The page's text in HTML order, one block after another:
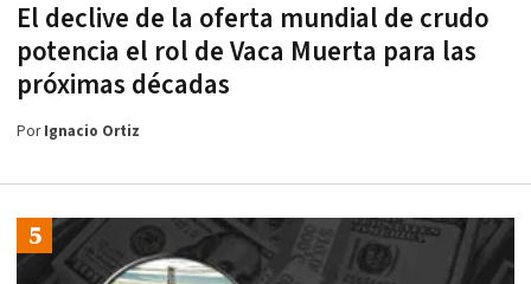
El declive de la oferta mundial de crudo
potencia el rol de Vaca Muerta para las
próximas décadas
PorIgnacio Ortiz